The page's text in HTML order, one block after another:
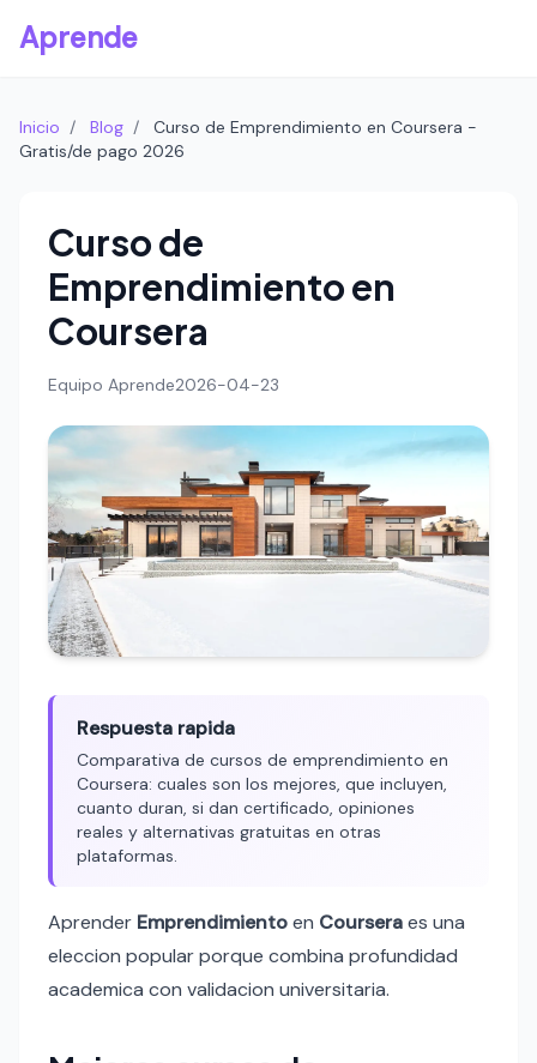
Aprende
Inicio / Blog /
Curso de Emprendimiento en Coursera -
Gratis/de pago 2026
Curso de
Emprendimiento en
Coursera
Equipo Aprende2026-04-23
Respuesta rapida
Comparativa de cursos de emprendimiento en
Coursera: cuales son los mejores, que incluyen,
cuanto duran, si dan certificado, opiniones
reales y alternativas gratuitas en otras
plataformas.
Aprender Emprendimientoen Courseraes una
eleccion popular porque combina profundidad
academica con validacion universitaria.